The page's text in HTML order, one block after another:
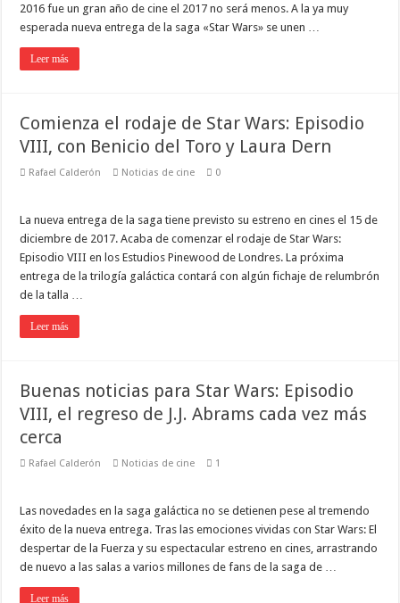
2016 fue un gran año de cine el 2017 no será menos. A la ya muy
esperada nueva entrega de la saga «Star Wars» se unen …
Leer más
Comienza el rodaje de Star Wars: Episodio
VIII, con Benicio del Toro y Laura Dern
Rafael Calderón Noticias de cine 0
La nueva entrega de la saga tiene previsto su estreno en cines el 15 de
diciembre de 2017. Acaba de comenzar el rodaje de Star Wars:
Episodio VIII en los Estudios Pinewood de Londres. La próxima
entrega de la trilogía galáctica contará con algún fichaje de relumbrón
de la talla …
Leer más
Buenas noticias para Star Wars: Episodio
VIII, el regreso de J.J. Abrams cada vez más
cerca
Rafael Calderón Noticias de cine 1
Las novedades en la saga galáctica no se detienen pese al tremendo
éxito de la nueva entrega. Tras las emociones vividas con Star Wars: El
despertar de la Fuerza y su espectacular estreno en cines, arrastrando
de nuevo a las salas a varios millones de fans de la saga de …
Leer más